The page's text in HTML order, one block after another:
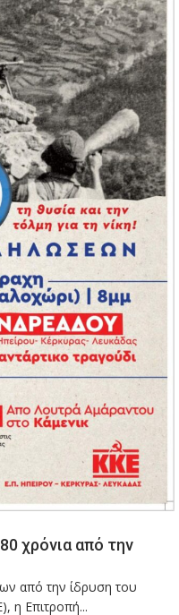
χρόνια από την
από την ίδρυση του
η Επιτροπή...